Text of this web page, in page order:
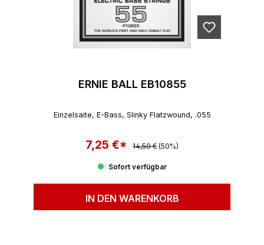
ERNIE BALL EB10855
Einzelsaite, E-Bass, Slinky Flatzwound, .055
Verkaufspreis:
7,25 €* Regulärer Preis:
14,50 € (50%)
Sofort verfügbar
IN DEN WARENKORB